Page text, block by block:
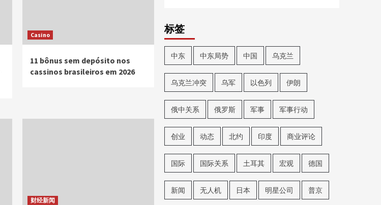
Casino
11 bônus sem depósito nos
cassinos brasileiros em 2026
财经新闻
标签
中东 中东局势 中国 乌克兰
乌克兰冲突 乌军 以色列 伊朗
俄中关系 俄罗斯 军事 军事行动
创业 动态 北约 印度 商业评论
国际 国际关系 土耳其 宏观 德国
新闻 无人机 日本 明星公司 普京